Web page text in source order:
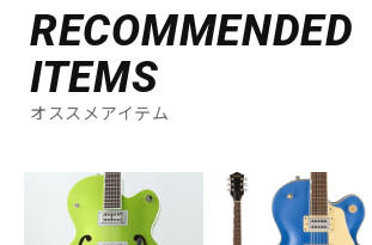
RECOMMENDED
ITEMS
オススメアイテム